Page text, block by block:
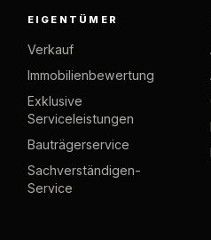
EIGENTÜMER
Verkauf
Immobilienbewertung
Exklusive
Serviceleistungen
Bauträgerservice
Sachverständigen-
Service